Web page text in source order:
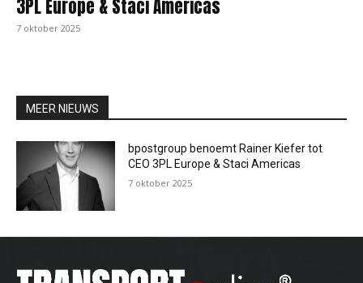
3PL Europe & Staci Americas
7 oktober 2025
MEER NIEUWS
bpostgroup benoemt Rainer Kiefer tot
CEO 3PL Europe & Staci Americas
7 oktober 2025